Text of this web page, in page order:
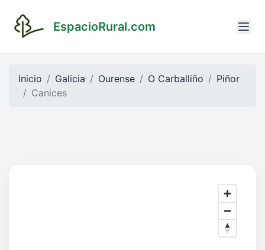
EspacioRural.com
Inicio Galicia Ourense O Carballiño
Piñor
Canices